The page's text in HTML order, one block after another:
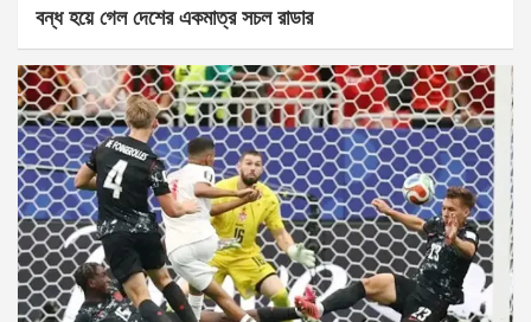
বন্ধ হয়ে গেল দেশের একমাত্র সচল রাডার